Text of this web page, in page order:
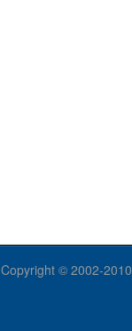
Copyright © 2002-2010